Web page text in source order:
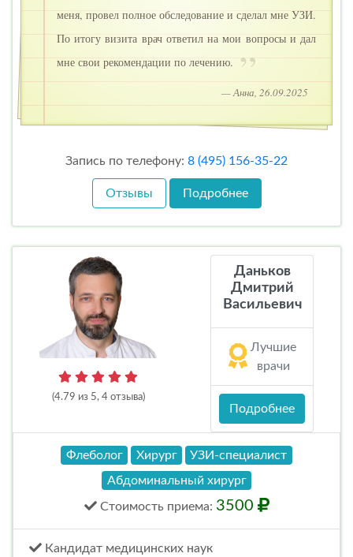
меня, провел полное обследование и сделал мне УЗИ.
По итогу визита врач ответил на мои вопросы и дал
мне свои рекомендации по лечению.
— Анна, 26.09.2025
Запись по телефону: 8 (495) 156-35-22
Отзывы Подробнее
(4.79 из 5, 4 отзыва)
Даньков
Дмитрий
Васильевич
Лучшие
врачи
Подробнее
Флеболог Хирург
УЗИ-специалист
Абдоминальный хирург
Стоимость приема: 3500
Кандидат медицинских наук